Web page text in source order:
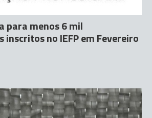
para menos 6 mil
inscritos no IEFP em Fevereiro